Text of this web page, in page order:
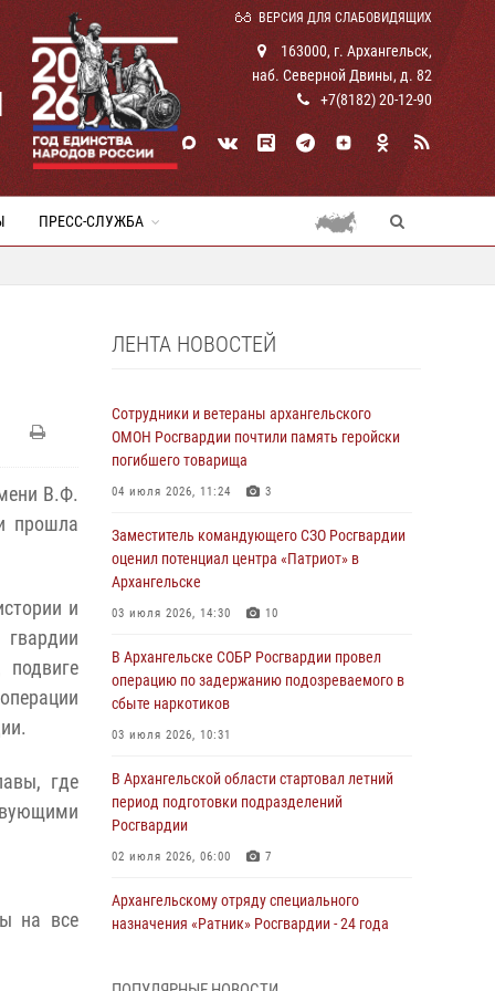
ВЕРСИЯ ДЛЯ СЛАБОВИДЯЩИХ
163000, г. Архангельск,
наб. Северной Двины, д. 82
+7(8182) 20-12-90
ПРЕСС-СЛУЖБА
В.Ф.
прошла
и
подвиге
где
на все
ЛЕНТА НОВОСТЕЙ
Сотрудники и ветераны архангельского
ОМОН Росгвардии почтили память геройски
погибшего товарища
04 июля 2026, 11:24 3
Заместитель командующего СЗО Росгвардии
оценил потенциал центра «Патриот» в
Архангельске
03 июля 2026, 14:30 10
В Архангельске СОБР Росгвардии провел
операцию по задержанию подозреваемого в
сбыте наркотиков
03 июля 2026, 10:31
В Архангельской области стартовал летний
период подготовки подразделений
Росгвардии
02 июля 2026, 06:00 7
Архангельскому отряду специального
назначения «Ратник» Росгвардии - 24 года